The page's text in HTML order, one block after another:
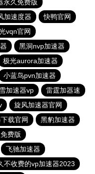
永久免费版
加速度器
快鸭官网
vqn官网
黑洞nvp加速器
极光aurora加速器
小蓝鸟pvn加速器
加速器vp
雷霆加器速
旋风加速器官网
载官网
黑豹加速器
费版
飞驰加速器
不收费的vp加速器2023